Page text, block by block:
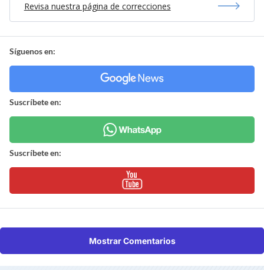
Revisa nuestra página de correcciones
Síguenos en:
Suscríbete en:
Suscríbete en:
Mostrar Comentarios